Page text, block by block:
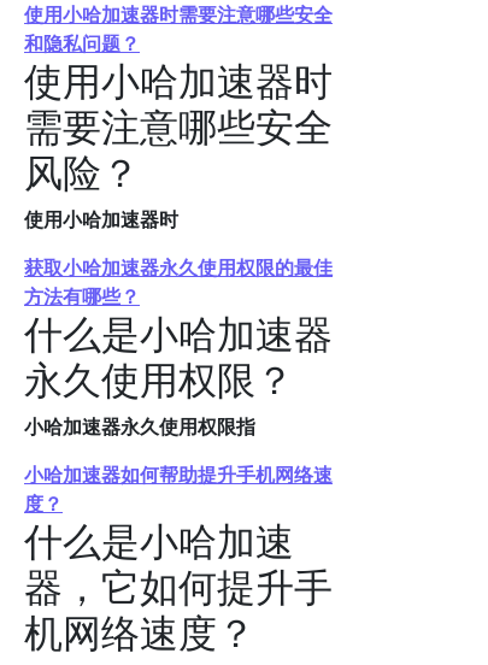
使用小哈加速器时需要注意哪些安全
和隐私问题？
使用小哈加速器时
需要注意哪些安全
风险？
使用小哈加速器时
获取小哈加速器永久使用权限的最佳
方法有哪些？
什么是小哈加速器
永久使用权限？
小哈加速器永久使用权限指
小哈加速器如何帮助提升手机网络速
度？
什么是小哈加速
器，它如何提升手
机网络速度？